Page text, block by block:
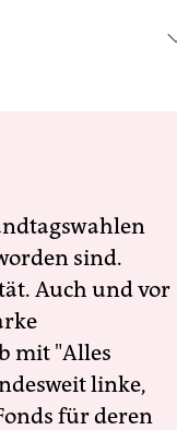
sind.
Auch und vor
mit "Alles
linke,
für deren